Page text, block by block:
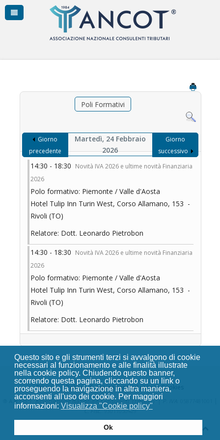
Questo sito e gli strumenti terzi si avvalgono di cookie
necessari al funzionamento e alle finalità illustrate
nella cookie policy. Chiudendo questo banner,
scorrendo questa pagina, cliccando su un link o
proseguendo la navigazione in altra maniera,
acconsenti all'uso dei cookie. Per maggiori
informazioni: Visualizza "Cookie policy"
Ok
Poli Formativi
Giorno
precedente
Martedì, 24 Febbraio
2026
Giorno
successivo
14:30 - 18:30 Novità IVA 2026 e ultime novità Finanziaria
2026
Polo formativo: Piemonte / Valle d'Aosta
Hotel Tulip Inn Turin West, Corso Allamano, 153 -
Rivoli (TO)
Relatore: Dott. Leonardo Pietrobon
14:30 - 18:30 Novità IVA 2026 e ultime novità Finanziaria
2026
Polo formativo: Piemonte / Valle d'Aosta
Hotel Tulip Inn Turin West, Corso Allamano, 153 -
Rivoli (TO)
Relatore: Dott. Leonardo Pietrobon
Privacy Politica di generazione ed utilizzo Cookies
A.N.CO.T. Associazione Nazionale Consulenti Tributari|P. IVA
C. Fisc.: 93011050429